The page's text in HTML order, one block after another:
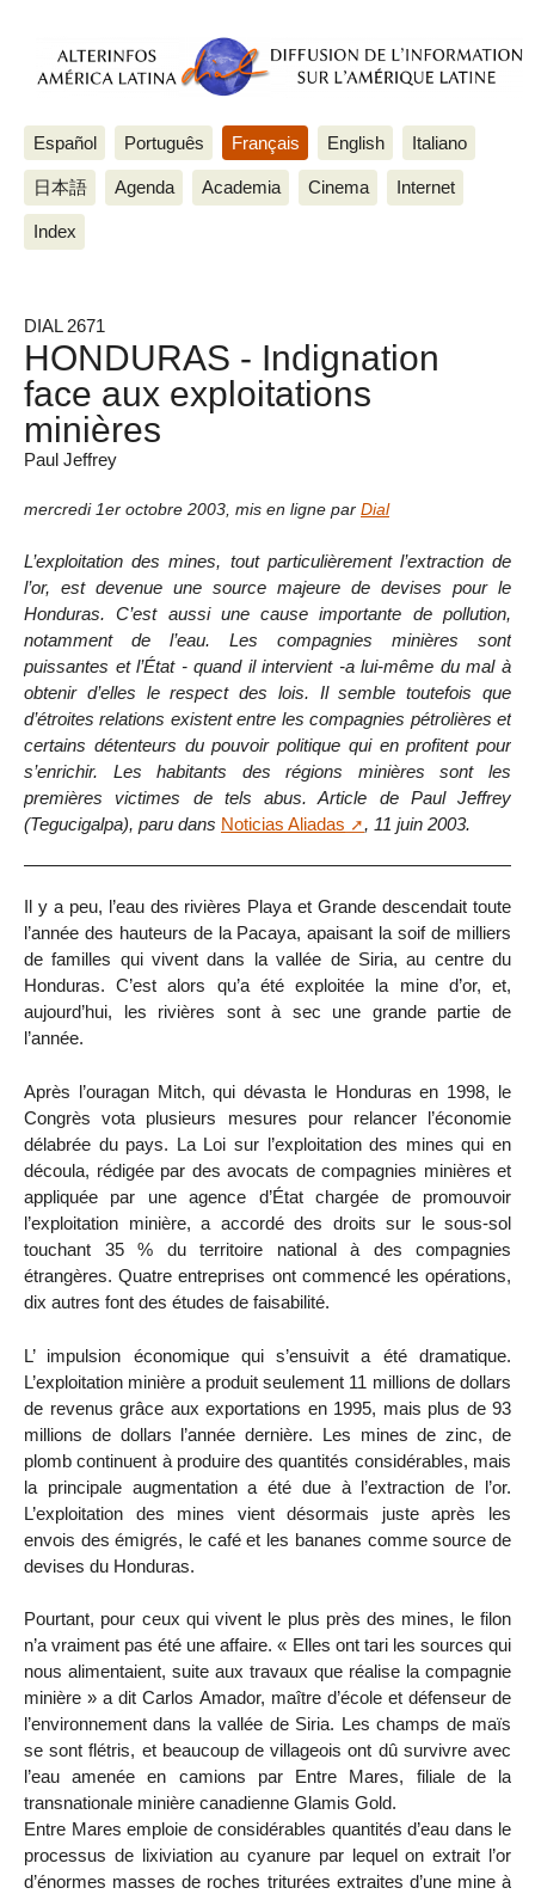
Español Português Français English Italiano
日本語 Agenda Academia Cinema Internet
Index
DIAL 2671
HONDURAS - Indignation
face aux exploitations
minières
Paul Jeffrey
mercredi 1er octobre 2003 mis en ligne par Dial
L’exploitation des mines, tout particulièrement l’extraction de
l’or, est devenue une source majeure de devises pour le
Honduras. C’est aussi une cause importante de pollution,
notamment de l’eau. Les compagnies minières sont
puissantes et l’État - quand il intervient -a lui-même du mal à
obtenir d’elles le respect des lois. Il semble toutefois que
d’étroites relations existent entre les compagnies pétrolières et
certains détenteurs du pouvoir politique qui en profitent pour
s’enrichir. Les habitants des régions minières sont les
premières victimes de tels abus. Article de Paul Jeffrey
(Tegucigalpa), paru dans Noticias Aliadas , 11 juin 2003.
Il y a peu, l’eau des rivières Playa et Grande descendait toute
l’année des hauteurs de la Pacaya, apaisant la soif de milliers
de familles qui vivent dans la vallée de Siria, au centre du
Honduras. C’est alors qu’a été exploitée la mine d’or, et,
aujourd’hui, les rivières sont à sec une grande partie de
l’année.
Après l’ouragan Mitch, qui dévasta le Honduras en 1998, le
Congrès vota plusieurs mesures pour relancer l’économie
délabrée du pays. La Loi sur l’exploitation des mines qui en
découla, rédigée par des avocats de compagnies minières et
appliquée par une agence d’État chargée de promouvoir
l’exploitation minière, a accordé des droits sur le sous-sol
touchant 35 % du territoire national à des compagnies
étrangères. Quatre entreprises ont commencé les opérations,
dix autres font des études de faisabilité.
L’ impulsion économique qui s’ensuivit a été dramatique.
L’exploitation minière a produit seulement 11 millions de dollars
de revenus grâce aux exportations en 1995, mais plus de 93
millions de dollars l’année dernière. Les mines de zinc, de
plomb continuent à produire des quantités considérables, mais
la principale augmentation a été due à l’extraction de l’or.
L’exploitation des mines vient désormais juste après les
envois des émigrés, le café et les bananes comme source de
devises du Honduras.
Pourtant, pour ceux qui vivent le plus près des mines, le filon
n’a vraiment pas été une affaire. « Elles ont tari les sources qui
nous alimentaient, suite aux travaux que réalise la compagnie
minière » a dit Carlos Amador, maître d’école et défenseur de
l’environnement dans la vallée de Siria. Les champs de maïs
se sont flétris, et beaucoup de villageois ont dû survivre avec
l’eau amenée en camions par Entre Mares, filiale de la
transnationale minière canadienne Glamis Gold.
Entre Mares emploie de considérables quantités d’eau dans le
processus de lixiviation au cyanure par lequel on extrait l’or
d’énormes masses de roches triturées extraites d’une mine à